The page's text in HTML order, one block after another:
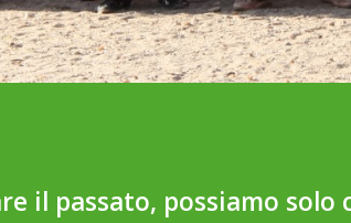
il passato, possiamo solo